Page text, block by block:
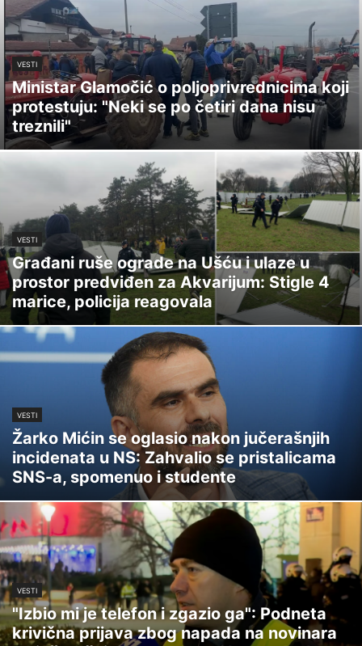
VESTI
Ministar Glamočić o poljoprivrednicima koji
protestuju: "Neki se po četiri dana nisu
treznili"
VESTI
Građani ruše ograde na Ušću i ulaze u
prostor predviđen za Akvarijum: Stigle 4
marice, policija reagovala
VESTI
Žarko Mićin se oglasio nakon jučerašnjih
incidenata u NS: Zahvalio se pristalicama
SNS-a, spomenuo i studente
VESTI
"Izbio mi je telefon i zgazio ga": Podneta
krivična prijava zbog napada na novinara